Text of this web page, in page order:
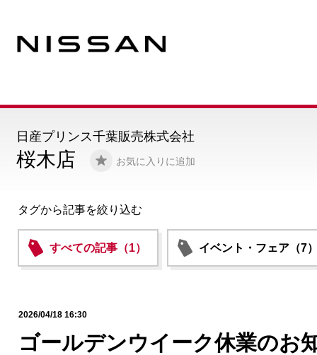
桜木店 お気に入りに追加
日産プリンス千葉販売株式会社
タグから記事を絞り込む
すべての記事（1） イベント・フェア（7
2026/04/18 16:30
ゴールデンウイーク休業のお